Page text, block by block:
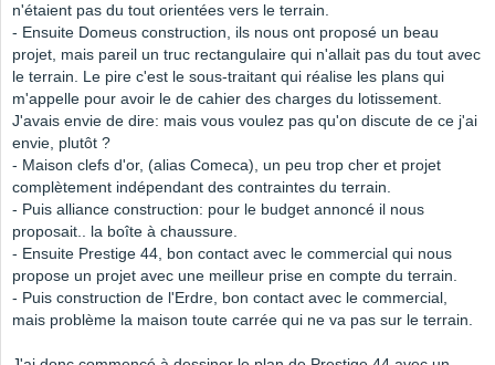
n'étaient pas du tout orientées vers le terrain.
- Ensuite Domeus construction, ils nous ont proposé un beau
projet, mais pareil un truc rectangulaire qui n'allait pas du tout avec
le terrain. Le pire c'est le sous-traitant qui réalise les plans qui
m'appelle pour avoir le de cahier des charges du lotissement.
J'avais envie de dire: mais vous voulez pas qu'on discute de ce j'ai
envie, plutôt ?
- Maison clefs d'or, (alias Comeca), un peu trop cher et projet
complètement indépendant des contraintes du terrain.
- Puis alliance construction: pour le budget annoncé il nous
proposait.. la boîte à chaussure.
- Ensuite Prestige 44, bon contact avec le commercial qui nous
propose un projet avec une meilleur prise en compte du terrain.
- Puis construction de l'Erdre, bon contact avec le commercial,
mais problème la maison toute carrée qui ne va pas sur le terrain.